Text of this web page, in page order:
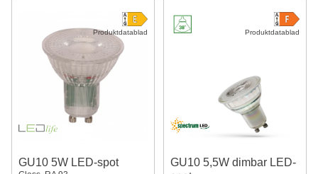
Produktdatablad
GU10 5W LED-spot
Produktdatablad
GU10 5,5W dimbar LED-